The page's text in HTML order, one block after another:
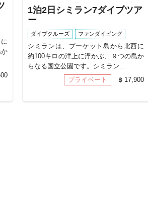
1泊2日シミラン7ダイブツア
ー
ダイブクルーズ ファンダイビング
シミランは、プーケット島から北西に
約100キロの洋上に浮かぶ、９つの島か
らなる国立公園です。シミラン...
プライベート
฿ 17,900